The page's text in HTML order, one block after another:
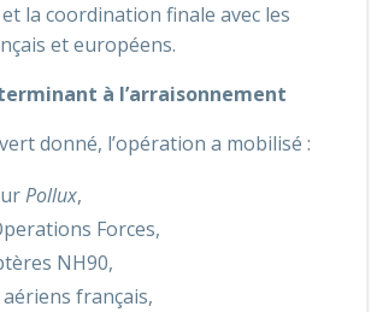
la coordination finale avec les
et européens.
à l’arraisonnement
donné, l’opération a mobilisé :
Pollux,
Forces,
NH90,
français,